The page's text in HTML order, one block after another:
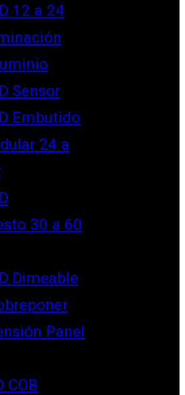
12 a 24
Sensor
Embutido
24 a
30 a 60
Dimeable
Panel
COB